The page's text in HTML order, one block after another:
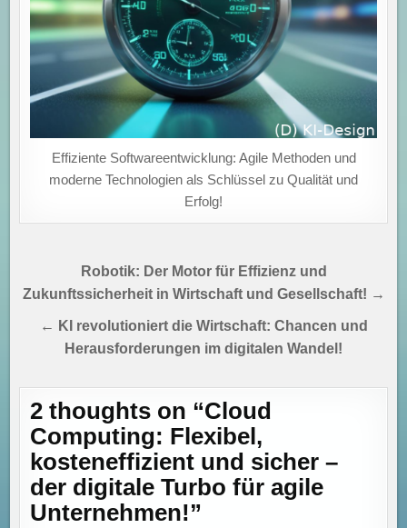
Effiziente Softwareentwicklung: Agile Methoden und
moderne Technologien als Schlüssel zu Qualität und
Erfolg!
Beitragsnavigation
Robotik: Der Motor für Effizienz und
Zukunftssicherheit in Wirtschaft und Gesellschaft! →
← KI revolutioniert die Wirtschaft: Chancen und
Herausforderungen im digitalen Wandel!
2 thoughts on “Cloud
Computing: Flexibel,
kosteneffizient und sicher –
der digitale Turbo für agile
Unternehmen!”